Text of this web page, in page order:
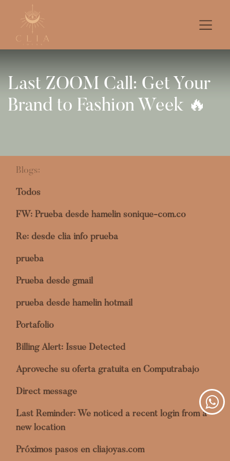
Last ZOOM Call: Get Your
Brand to Fashion Week 🔥
Blogs:
Todos
FW: Prueba desde hamelin sonique-com.co
Re: desde clia info prueba
prueba
Prueba desde gmail
prueba desde hamelin hotmail
Portafolio
Billing Alert: Issue Detected
Aproveche su oferta gratuita en Computrabajo
Direct message
Last Reminder: We noticed a recent login from a
new location
Próximos pasos en cliajoyas.com